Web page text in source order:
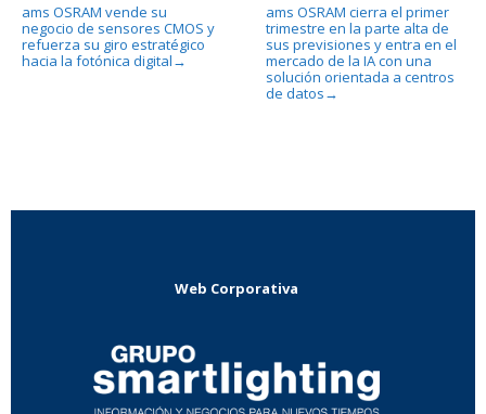
ams OSRAM vende su
negocio de sensores CMOS y
refuerza su giro estratégico
hacia la fotónica digital →
ams OSRAM cierra el primer
trimestre en la parte alta de
sus previsiones y entra en el
mercado de la IA con una
solución orientada a centros
de datos →
Web Corporativa